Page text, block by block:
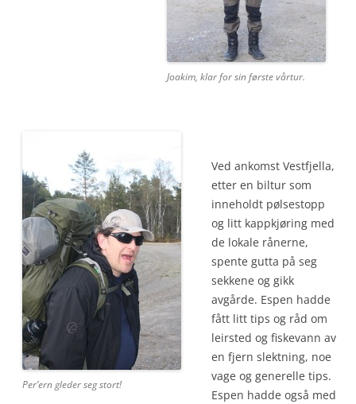
Joakim, klar for sin første vårtur.
Per’ern gleder seg stort!
Ved ankomst Vestfjella,
etter en biltur som
inneholdt pølsestopp
og litt kappkjøring med
de lokale rånerne,
spente gutta på seg
sekkene og gikk
avgårde. Espen hadde
fått litt tips og råd om
leirsted og fiskevann av
en fjern slektning, noe
vage og generelle tips.
Espen hadde også med